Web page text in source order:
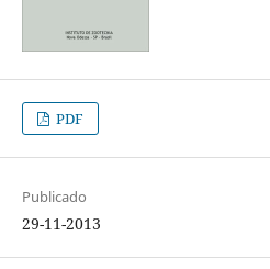
PDF
Publicado
29-11-2013